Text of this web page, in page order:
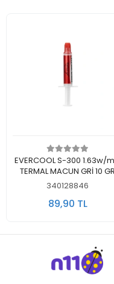
Sepete Ekle
EVERCOOL S-300 1.63w/
TERMAL MACUN GRİ 10 GR
340128846
89,90 TL